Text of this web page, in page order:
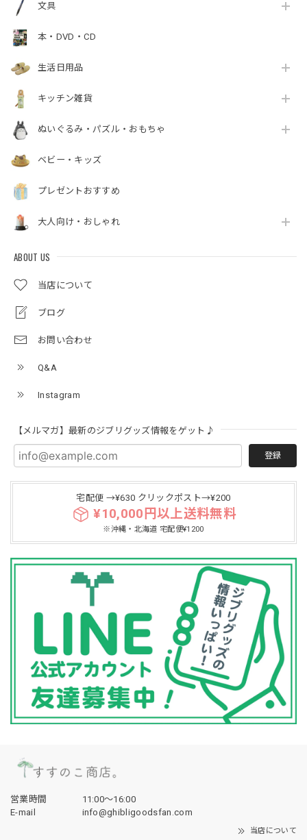
文具
本・DVD・CD
生活日用品
キッチン雑貨
ぬいぐるみ・パズル・おもちゃ
ベビー・キッズ
プレゼントおすすめ
大人向け・おしゃれ
ABOUT US
当店について
ブログ
お問い合わせ
Q&A
Instagram
【メルマガ】最新のジブリグッズ情報をゲット♪
登録
宅配便 →¥630 クリックポスト→¥200
¥10,000円以上送料無料
※沖縄・北海道 宅配便¥1200
営業時間
11:00〜16:00
E-mail
info@ghibligoodsfan.com
当店について